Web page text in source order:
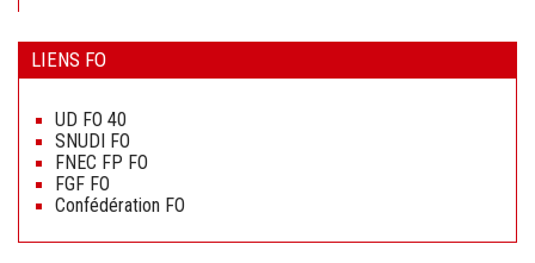
LIENS FO
contenu
UD FO 40
SNUDI FO
FNEC FP FO
FGF FO
Confédération FO